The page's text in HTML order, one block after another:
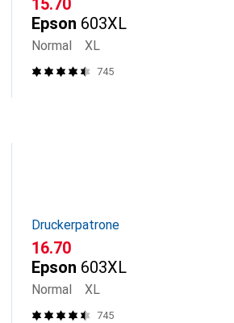
Epson 603XL
Normal XL
745
Druckerpatrone
CHF
16.70
Epson 603XL
Normal XL
745